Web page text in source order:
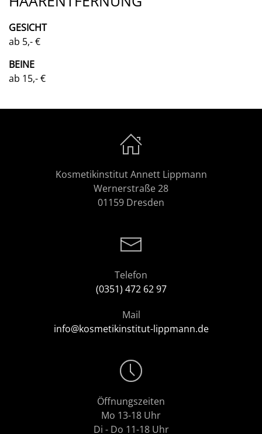
GESICHT
ab 5,- €
BEINE
ab 15,- €
Kosmetikinstitut Annett Lippmann
Wernerstraße 28
01159 Dresden
Telefon
(0351) 472 62 97
Mail
info@kosmetikinstitut-lippmann.de
Öffnungszeiten
Mo 13-18 Uhr
Di - Do 11-18 Uhr